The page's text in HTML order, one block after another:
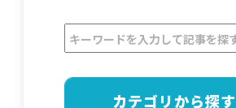
カテゴリから探す